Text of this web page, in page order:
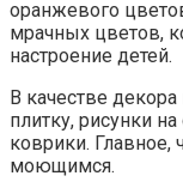
оранжевого
мрачных цветов,
настроение детей.
В качестве
плитку, рисунки
коврики.
моющимся.